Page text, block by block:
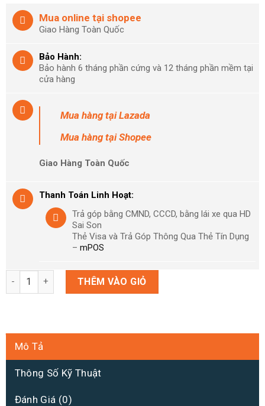
Mua online tại shopee
Giao Hàng Toàn Quốc
Bảo Hành:
Bảo hành 6 tháng phần cứng và 12 tháng phần mềm tại
cửa hàng
Mua hàngtại Lazada
Mua hàngtại Shopee
Giao Hàng Toàn Quốc
Thanh Toán Linh Hoạt:
Trả góp bằng CMND, CCCD, bằng lái xe qua HD
Sai Son
Thẻ Visa và Trả Góp Thông Qua Thẻ Tín Dụng
– mPOS
Nintendo Switch OLED Model Neon Blue / Bảo hành 12 tháng
THÊM VÀO GIỎ
Mô Tả
Thông Số Kỹ Thuật
Đánh Giá (0)